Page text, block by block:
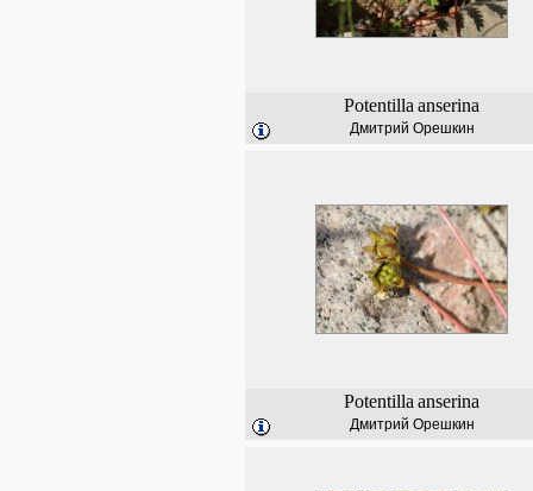
Potentilla anserina
Дмитрий Орешкин
Potentilla anserina
Дмитрий Орешкин